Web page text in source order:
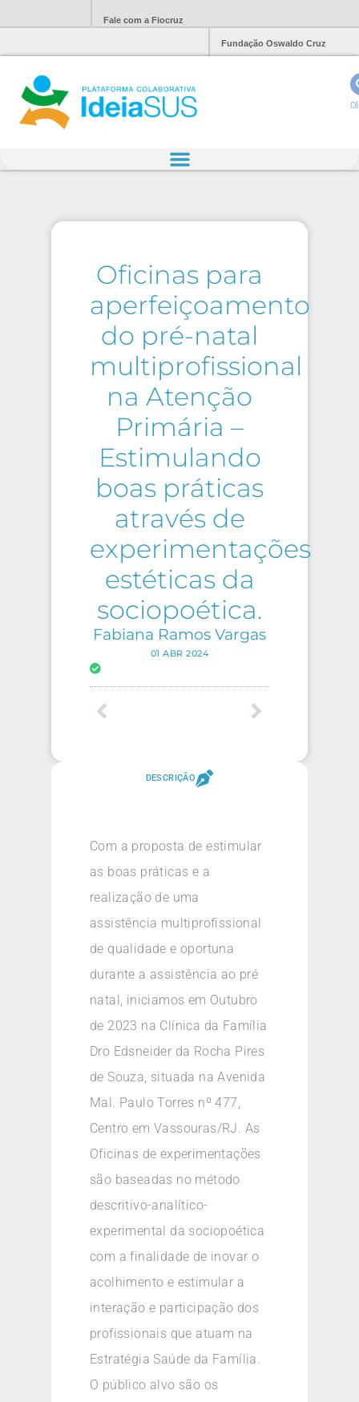
Fale com a Fiocruz
Fundação Oswaldo Cruz
Oficinas para
aperfeiçoamento
do pré-natal
multiprofissional
na Atenção
Primária –
Estimulando
boas práticas
através de
experimentações
estéticas da
sociopoética.
Fabiana Ramos Vargas
01 ABR 2024
DESCRIÇÃO
Com a proposta de estimular
as boas práticas e a
realização de uma
assistência multiprofissional
de qualidade e oportuna
durante a assistência ao pré
natal, iniciamos em Outubro
de 2023 na Clínica da Família
Dro Edsneider da Rocha Pires
de Souza, situada na Avenida
Mal. Paulo Torres nº 477,
Centro em Vassouras/RJ. As
Oficinas de experimentações
são baseadas no método
descritivo-analítico-
experimental da sociopoética
com a finalidade de inovar o
acolhimento e estimular a
interação e participação dos
profissionais que atuam na
Estratégia Saúde da Família.
O público alvo são os